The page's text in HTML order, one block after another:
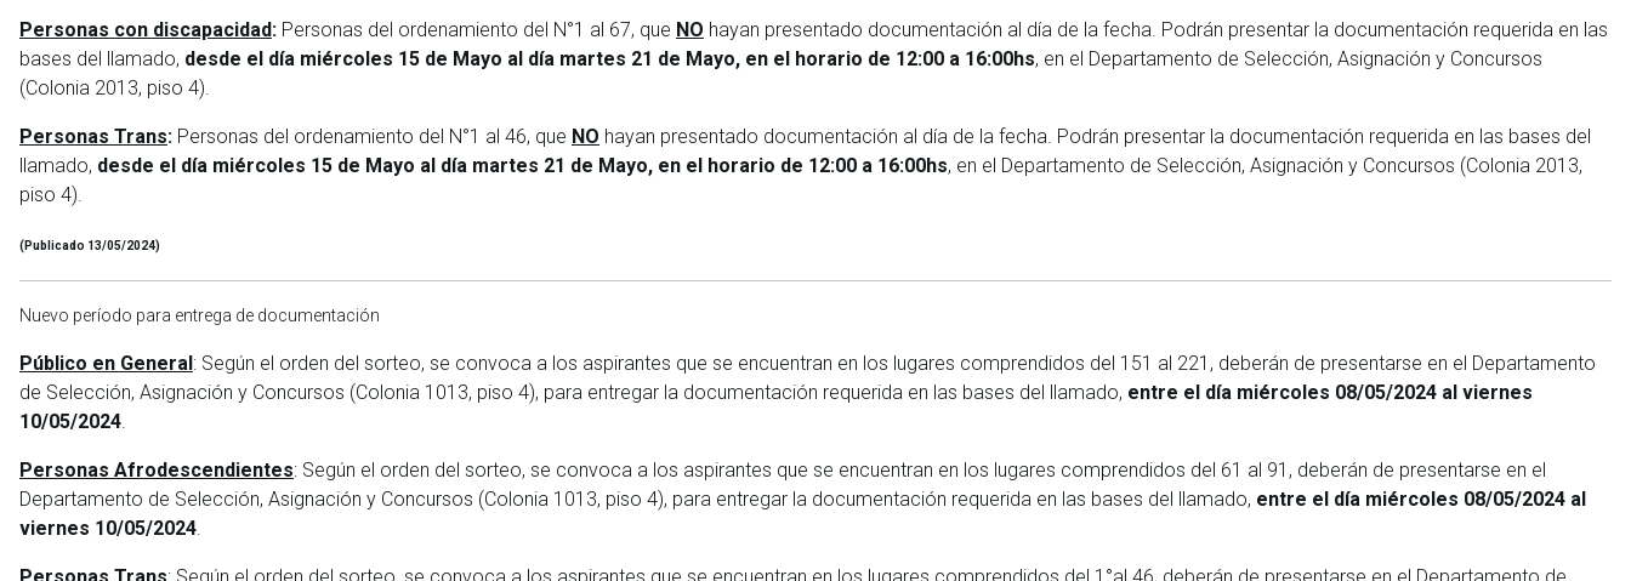
Personas con discapacidad: Personas del ordenamiento del N°1 al 67, que NO hayan presentado documentación al día de la fecha. Podrán presentar la documentación requerida en las
bases del llamado, desde el día miércoles 15 de Mayo al día martes 21 de Mayo, en el horario de 12:00 a 16:00hs, en el Departamento de Selección, Asignación y Concursos
(Colonia 2013, piso 4).
Personas Trans: Personas del ordenamiento del N°1 al 46, que NO hayan presentado documentación al día de la fecha. Podrán presentar la documentación requerida en las bases del
llamado, desde el día miércoles 15 de Mayo al día martes 21 de Mayo, en el horario de 12:00 a 16:00hs, en el Departamento de Selección, Asignación y Concursos (Colonia 2013,
piso 4).
(Publicado 13/05/2024)
Nuevo período para entrega de documentación
Público en General: Según el orden del sorteo, se convoca a los aspirantes que se encuentran en los lugares comprendidos del 151 al 221, deberán de presentarse en el Departamento
de Selección, Asignación y Concursos (Colonia 1013, piso 4), para entregar la documentación requerida en las bases del llamado, entre el día miércoles 08/05/2024 al viernes
10/05/2024.
Personas Afrodescendientes: Según el orden del sorteo, se convoca a los aspirantes que se encuentran en los lugares comprendidos del 61 al 91, deberán de presentarse en el
Departamento de Selección, Asignación y Concursos (Colonia 1013, piso 4), para entregar la documentación requerida en las bases del llamado, entre el día miércoles 08/05/2024 al
viernes 10/05/2024.